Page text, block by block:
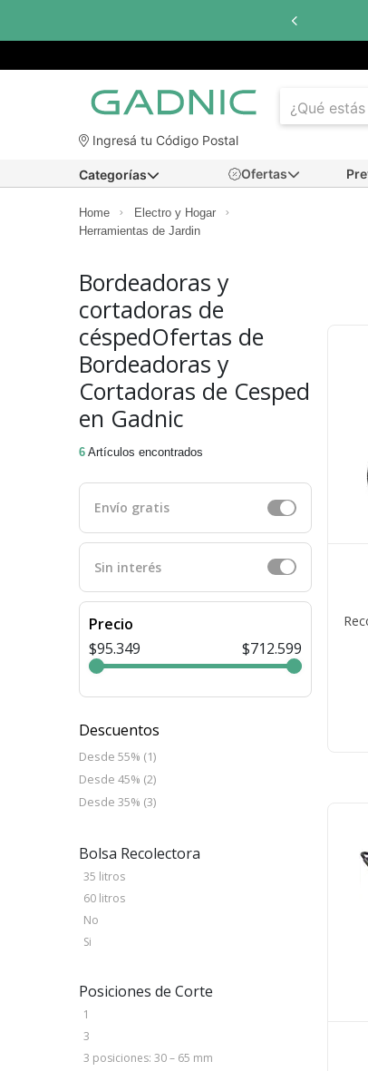
Ingresá tu Código Postal
Ofertas
Categorías
Home
Electro y Hogar
Herramientas de Jardin
Bordeadoras y
cortadoras de
céspedOfertas de
Bordeadoras y
Cortadoras de Cesped
en Gadnic
6 Artículos encontrados
Envío gratis
Sin interés
Precio
$95.349
$712.599
Descuentos
Desde 55% (1)
Desde 45% (2)
Desde 35% (3)
Bolsa Recolectora
35 litros
60 litros
No
Si
Posiciones de Corte
1
3
3 posiciones: 30 – 65 mm